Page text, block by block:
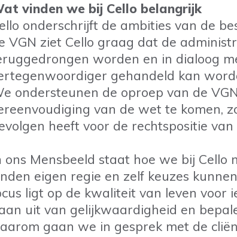
vinden we bij Cello belangrijk
onderschrijft de ambities van de
VGN ziet Cello graag dat de
worden en in dialoog
gehandeld kan
ondersteunen de oproep van de
van de wet te komen,
heeft voor de rechtspositie van
ons Mensbeeld staat hoe we bij Cello
eigen regie en zelf keuzes
ligt op de kwaliteit van leven voor
uit van gelijkwaardigheid en
gaan we in gesprek met de